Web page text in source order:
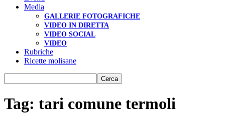
Media
GALLERIE FOTOGRAFICHE
VIDEO IN DIRETTA
VIDEO SOCIAL
VIDEO
Rubriche
Ricette molisane
Tag: tari comune termoli